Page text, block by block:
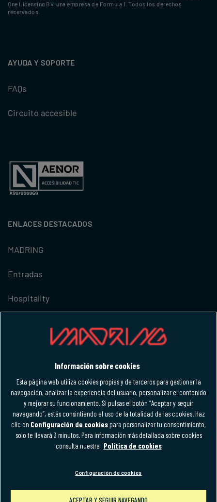
One Licensing BV, una empresa de Formula 1. Todos los derechos
reservados.
AYUDA Y SOPORTE
FAQs
Circuito accesible
ENLACES DESTACADOS
MADRING
Entradas
Hospitality
Español
Español
Política de privacidadAviso legalAccesibilidad
Términos y condicionesPolítica de cookies
Información sobre cookies
Esta página web utiliza cookies propias y de terceros para gestionar la
navegación, analizar la experiencia del usuario, personalizar el contenido
y mejorar su funcionamiento. Si pulsas el botón “Aceptar y seguir
navegando”, estás consintiendo el uso de la totalidad de las cookies. Haz
clic en Configuración de cookiespara personalizar tu consentimiento,
solo te llevará 3 minutos. Para información más detallada sobre cookies
consulta nuestra Política de cookies
Configuración de cookies
ACEPTAR Y SEGUIR NAVEGANDO